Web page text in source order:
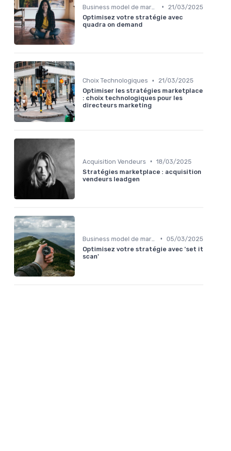
•
21/03/2025
Optimisez votre stratégie avec
quadra on demand
Choix Technologiques •
21/03/2025
Optimiser les stratégies marketplace
: choix technologiques pour les
directeurs marketing
Acquisition Vendeurs • 18/03/2025
Stratégies marketplace : acquisition
vendeurs leadgen
• 05/03/2025
Optimisez votre stratégie avec 'set it
scan'